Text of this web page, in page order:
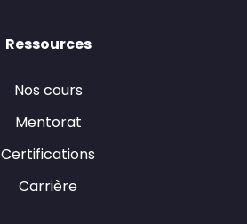
Ressources
Nos cours
Mentorat
Certifications
Carrière